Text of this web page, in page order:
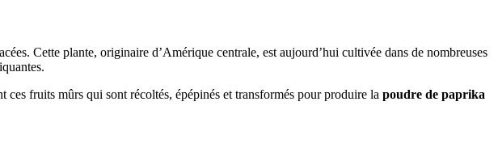
Cette plante, originaire d’Amérique centrale, est aujourd’hui cultivée dans de nombreuses
fruits mûrs qui sont récoltés, épépinés et transformés pour produire la poudre de paprika